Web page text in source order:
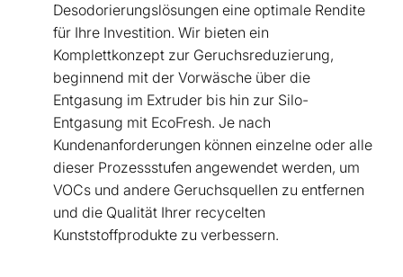
Desodorierungslösungen eine optimale Rendite
für Ihre Investition. Wir bieten ein
Komplettkonzept zur Geruchsreduzierung,
beginnend mit der Vorwäsche über die
Entgasung im Extruder bis hin zur Silo-
Entgasung mit EcoFresh. Je nach
Kundenanforderungen können einzelne oder alle
dieser Prozessstufen angewendet werden, um
VOCs und andere Geruchsquellen zu entfernen
und die Qualität Ihrer recycelten
Kunststoffprodukte zu verbessern.